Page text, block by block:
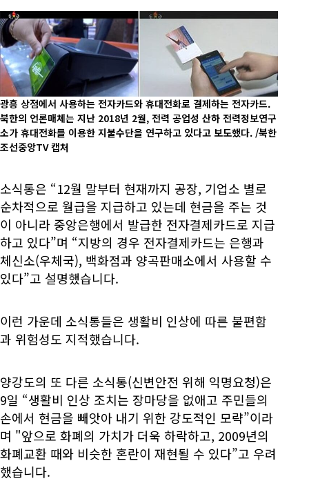
광흥 상점에서 사용하는 전자카드와 휴대전화로 결제하는 전자카드.
북한의 언론매체는 지난 2018년 2월, 전력 공업성 산하 전력정보연구
소가 휴대전화를 이용한 지불수단을 연구하고 있다고 보도했다. /북한
조선중앙TV 캡처
소식통은 “12월 말부터 현재까지 공장, 기업소 별로
순차적으로 월급을 지급하고 있는데 현금을 주는 것
이 아니라 중앙은행에서 발급한 전자결제카드로 지급
하고 있다”며 “지방의 경우 전자결제카드는 은행과
체신소(우체국), 백화점과 양곡판매소에서 사용할 수
있다”고 설명했습니다.
이런 가운데 소식통들은 생활비 인상에 따른 불편함
과 위험성도 지적했습니다.
양강도의 또 다른 소식통(신변안전 위해 익명요청)은
9일 “생활비 인상 조치는 장마당을 없애고 주민들의
손에서 현금을 빼앗아 내기 위한 강도적인 모략”이라
며 "앞으로 화폐의 가치가 더욱 하락하고, 2009년의
화폐교환 때와 비슷한 혼란이 재현될 수 있다”고 우려
했습니다.